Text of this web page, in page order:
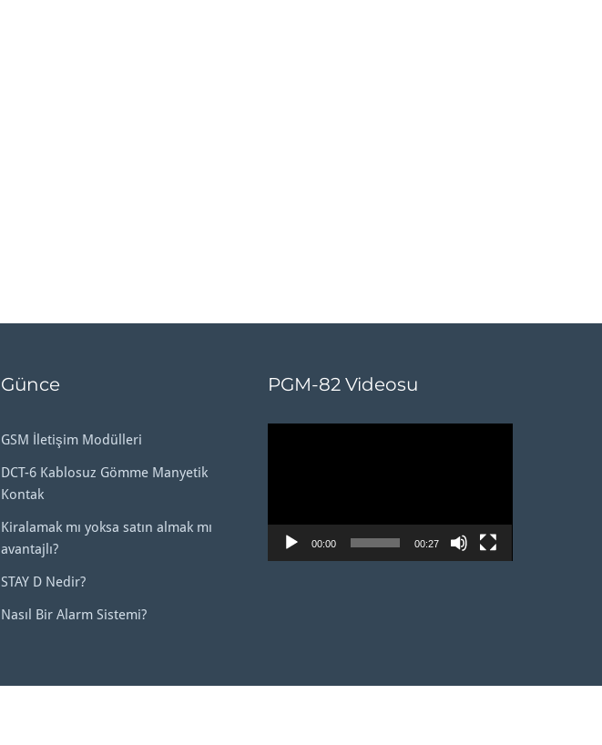
Günce
GSM İletişim Modülleri
DCT-6 Kablosuz Gömme Manyetik
Kontak
Kiralamak mı yoksa satın almak mı
avantajlı?
STAY D Nedir?
Nasıl Bir Alarm Sistemi?
PGM-82 Videosu
00:00 00:27